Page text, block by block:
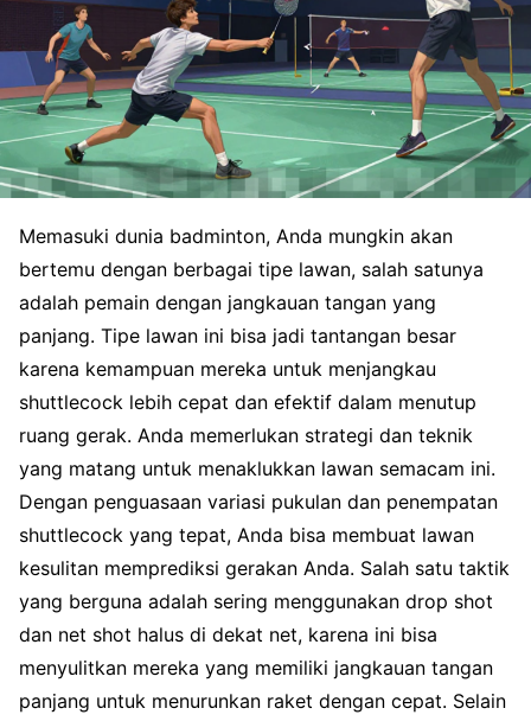
Memasuki dunia badminton, Anda mungkin akan
bertemu dengan berbagai tipe lawan, salah satunya
adalah pemain dengan jangkauan tangan yang
panjang. Tipe lawan ini bisa jadi tantangan besar
karena kemampuan mereka untuk menjangkau
shuttlecock lebih cepat dan efektif dalam menutup
ruang gerak. Anda memerlukan strategi dan teknik
yang matang untuk menaklukkan lawan semacam ini.
Dengan penguasaan variasi pukulan dan penempatan
shuttlecock yang tepat, Anda bisa membuat lawan
kesulitan memprediksi gerakan Anda. Salah satu taktik
yang berguna adalah sering menggunakan drop shot
dan net shot halus di dekat net, karena ini bisa
menyulitkan mereka yang memiliki jangkauan tangan
panjang untuk menurunkan raket dengan cepat. Selain